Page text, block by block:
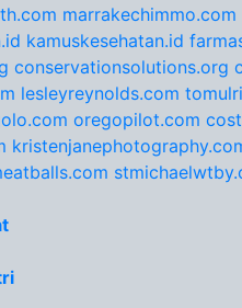
marrakechimmo.com
kamuskesehatan.id
conservationsolutions.org
lesleyreynolds.com
oregopilot.com